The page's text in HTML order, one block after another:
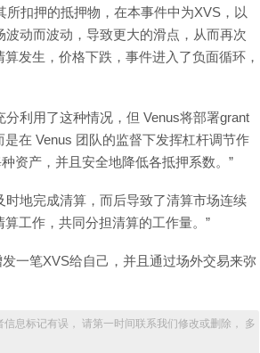
扣押的抵押物，在本事件中为XVS，以
动而波动，导致更大的滑点，从而再次
发生，价格下跌，事件进入了负面循环，
利用了这种情况，但 Venus将部署grant
在 Venus 团队的监督下发挥杠杆调节作
资产，并且安全地降低各抵押系数。”
地完成清算，而后导致了清算市场连续
工作，共同分担清算的工作量。”
一笔XVS给自己，并且通过场外交易来弥
息标记有误， 请第一时间联系我们修改或删除， 多